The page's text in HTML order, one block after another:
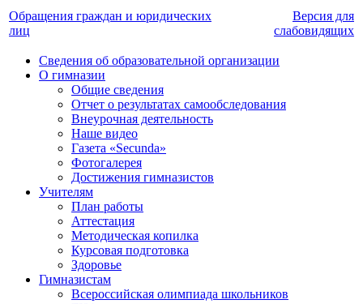
Обращения граждан и юридических
лиц
Версия для
слабовидящих
Сведения об образовательной организации
О гимназии
Общие сведения
Отчет о результатах самообследования
Внеурочная деятельность
Наше видео
Газета «Secunda»
Фотогалерея
Достижения гимназистов
Учителям
План работы
Аттестация
Методическая копилка
Курсовая подготовка
Здоровье
Гимназистам
Всероссийская олимпиада школьников